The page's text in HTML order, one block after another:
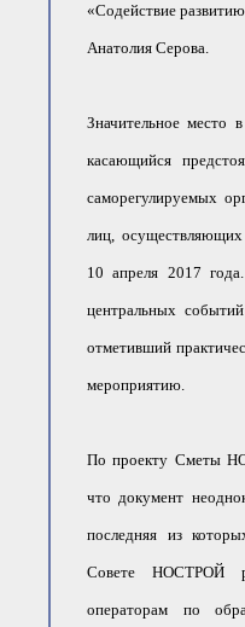
«Содействие
Анатолия Серова.
Значительное место
касающийся
саморегулируемых
лиц, осуществляющих
10 апреля 2017
центральных
отметивший
мероприятию.
По проекту Сметы
что документ
последняя из
Совете НОСТРОЙ
операторам по